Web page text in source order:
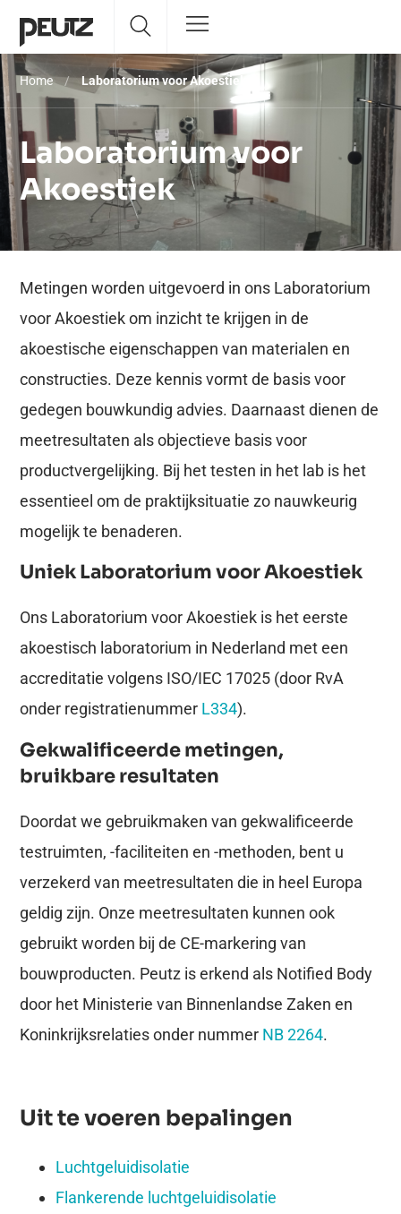
Home / Laboratorium voor Akoestiek
Laboratorium voor
Akoestiek
Metingen worden uitgevoerd in ons Laboratorium
voor Akoestiek om inzicht te krijgen in de
akoestische eigenschappen van materialen en
constructies. Deze kennis vormt de basis voor
gedegen bouwkundig advies. Daarnaast dienen de
meetresultaten als objectieve basis voor
productvergelijking. Bij het testen in het lab is het
essentieel om de praktijksituatie zo nauwkeurig
mogelijk te benaderen.
Uniek Laboratorium voor Akoestiek
Ons Laboratorium voor Akoestiek is het eerste
akoestisch laboratorium in Nederland met een
accreditatie volgens ISO/IEC 17025 (door RvA
onder registratienummer L334).
Gekwalificeerde metingen,
bruikbare resultaten
Doordat we gebruikmaken van gekwalificeerde
testruimten, -faciliteiten en -methoden, bent u
verzekerd van meetresultaten die in heel Europa
geldig zijn. Onze meetresultaten kunnen ook
gebruikt worden bij de CE-markering van
bouwproducten. Peutz is erkend als Notified Body
door het Ministerie van Binnenlandse Zaken en
Koninkrijksrelaties onder nummer NB 2264.
Uit te voeren bepalingen
Luchtgeluidisolatie
Flankerende luchtgeluidisolatie